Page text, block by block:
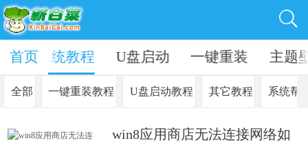
系统教程 U盘启动 一键重装 主题
首页
全部 一键重装教程 U盘启动教程 其它教程 系统帮
win8应用商店无法连接网络如